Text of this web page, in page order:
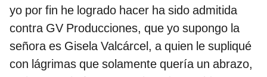
yo por fin he logrado hacer ha sido admitida
contra GV Producciones, que yo supongo la
señora es Gisela Valcárcel, a quien le supliqué
con lágrimas que solamente quería un abrazo,